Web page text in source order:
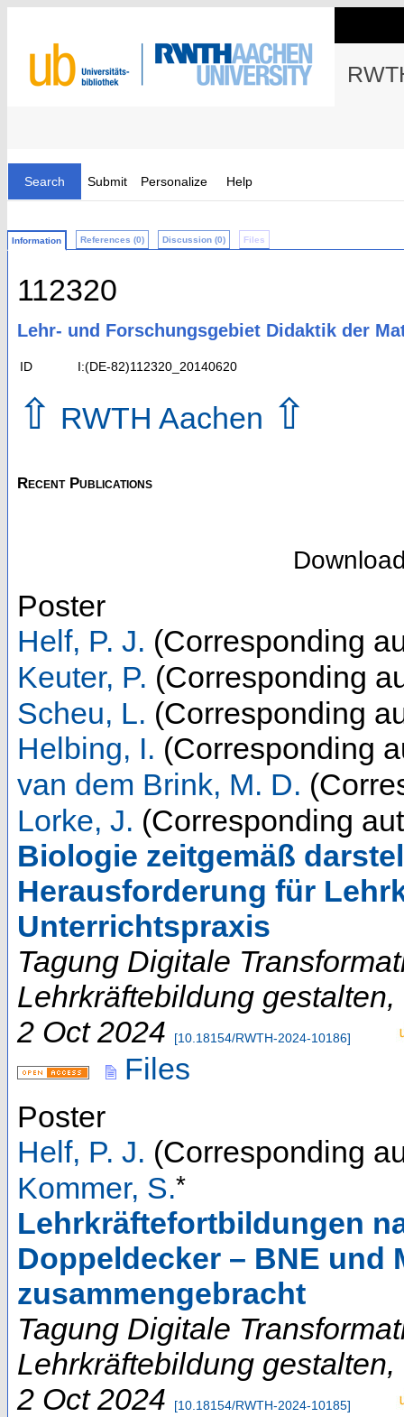
Search Submit Personalize Help
Information References (0) Discussion (0) Files
112320
Lehr- und Forschungsgebiet Didaktik der
ID I:(DE-82)112320_20140620
⇧ RWTH Aachen ⇧
Recent Publications
Poster
Helf, P. J. (Corresponding
Keuter, P. (Corresponding
Scheu, L. (Corresponding
Helbing, I. (Corresponding
van dem Brink, M. D.
Lorke, J. (Corresponding
Biologie zeitgemäß
Herausforderung für
Unterrichtspraxis
Tagung Digitale
Lehrkräftebildung gestalten,
2 Oct 2024
[10.18154/RWTH-2024-10186]
Files
Poster
Helf, P. J. (Corresponding
Kommer, S.*
Lehrkräftefortbildungen
Doppeldecker – BNE und
zusammengebracht
Tagung Digitale
Lehrkräftebildung gestalten,
2 Oct 2024
[10.18154/RWTH-2024-10185]